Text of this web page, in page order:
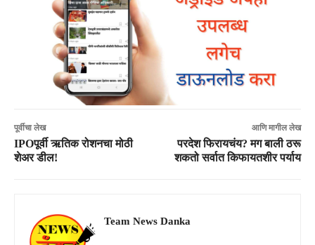
पूर्वीचा लेख
IPOपूर्वी ऋतिक रोशनचा मोठी
शेअर डील!
आणि मागील लेख
परदेश फिरायचंय? मग बाली ठरू
शकतो सर्वात किफायतशीर पर्याय
Team News Danka